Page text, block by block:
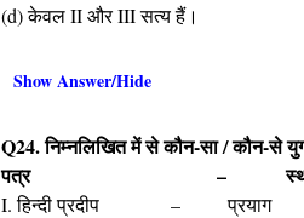
(d) केवल II और III सत्य हैं।
Show Answer/Hide
Q24. निम्नलिखित में से कौन-सा / कौन-से
पत्र –
I. हिन्दी प्रदीप – प्रयाग